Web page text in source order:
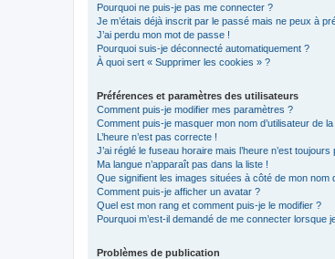
Pourquoi ne puis-je pas me connecter ?
Je m’étais déjà inscrit par le passé mais ne peux à
J’ai perdu mon mot de passe !
Pourquoi suis-je déconnecté automatiquement ?
À quoi sert « Supprimer les cookies » ?
Préférences et paramètres des utilisateurs
Comment puis-je modifier mes paramètres ?
Comment puis-je masquer mon nom d’utilisateur de
L’heure n’est pas correcte !
J’ai réglé le fuseau horaire mais l’heure n’est
Ma langue n’apparaît pas dans la liste !
Que signifient les images situées à côté de mon nom
Comment puis-je afficher un avatar ?
Quel est mon rang et comment puis-je le modifier ?
Pourquoi m’est-il demandé de me connecter lorsque
Problèmes de publication